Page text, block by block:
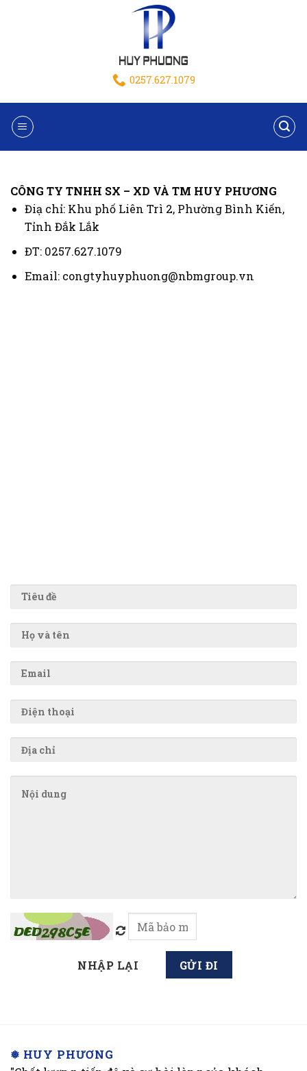
0257.627.1079
CÔNG TY TNHH SX – XD VÀ TM HUY PHƯƠNG
Điạ chỉ: Khu phố Liên Trì 2, Phường Bình Kiến,
Tỉnh Đắk Lắk
ĐT: 0257.627.1079
Email: congtyhuyphuong@nbmgroup.vn
❅ HUY PHƯƠNG